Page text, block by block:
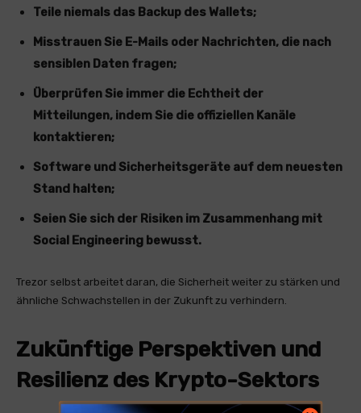
Teile niemals das Backup des Wallets;
Misstrauen Sie E-Mails oder Nachrichten, die nach
sensiblen Daten fragen;
Überprüfen Sie immer die Echtheit der
Mitteilungen, indem Sie die offiziellen Kanäle
kontaktieren;
Software und Sicherheitsgeräte auf dem neuesten
Stand halten;
Seien Sie sich der Risiken im Zusammenhang mit
Social Engineering bewusst.
Trezor selbst arbeitet daran, die Sicherheit weiter zu stärken und
ähnliche Schwachstellen in der Zukunft zu verhindern.
Zukünftige Perspektiven und
Resilienz des Krypto-Sektors